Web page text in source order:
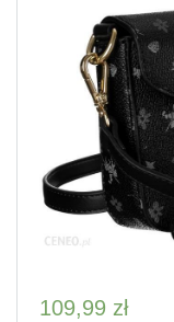
109,99 zł